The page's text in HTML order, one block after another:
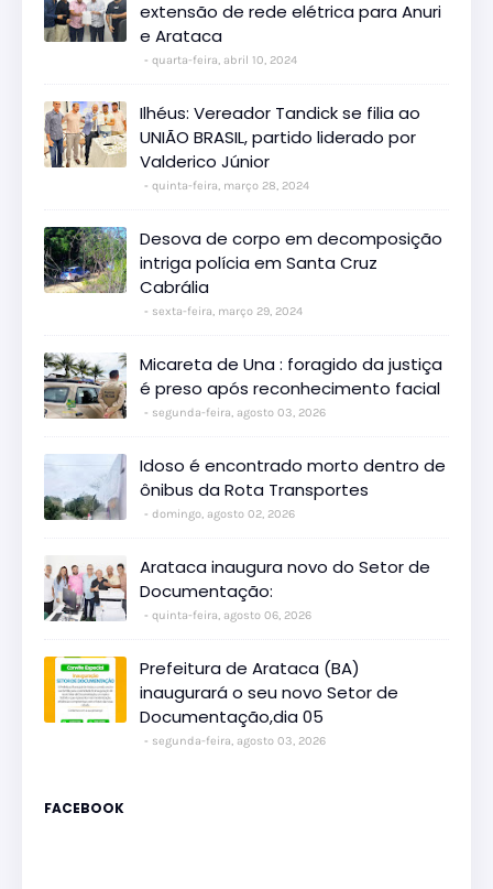
extensão de rede elétrica para Anuri
e Arataca
quarta-feira, abril 10, 2024
Ilhéus: Vereador Tandick se filia ao
UNIÃO BRASIL, partido liderado por
Valderico Júnior
quinta-feira, março 28, 2024
Desova de corpo em decomposição
intriga polícia em Santa Cruz
Cabrália
sexta-feira, março 29, 2024
Micareta de Una : foragido da justiça
é preso após reconhecimento facial
segunda-feira, agosto 03, 2026
Idoso é encontrado morto dentro de
ônibus da Rota Transportes
domingo, agosto 02, 2026
Arataca inaugura novo do Setor de
Documentação:
quinta-feira, agosto 06, 2026
Prefeitura de Arataca (BA)
inaugurará o seu novo Setor de
Documentação,dia 05
segunda-feira, agosto 03, 2026
FACEBOOK